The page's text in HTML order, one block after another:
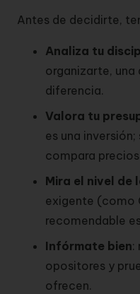
Antes de decidirte,
Analiza tu
organizarte, una
diferencia.
Valora tu
es una
compara
Mira el nivel de
exigente (como
recomendable
Infórmate bien:
opositores y
ofrecen.